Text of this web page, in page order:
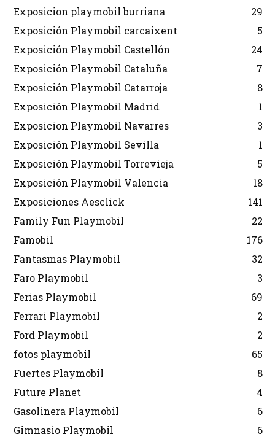
Exposicion playmobil burriana
29
Exposición Playmobil carcaixent
5
Exposición Playmobil Castellón
24
Exposición Playmobil Cataluña
7
Exposición Playmobil Catarroja
8
Exposición Playmobil Madrid
1
Exposicion Playmobil Navarres
3
Exposición Playmobil Sevilla
1
Exposición Playmobil Torrevieja
5
Exposición Playmobil Valencia
18
Exposiciones Aesclick
141
Family Fun Playmobil
22
Famobil
176
Fantasmas Playmobil
32
Faro Playmobil
3
Ferias Playmobil
69
Ferrari Playmobil
2
Ford Playmobil
2
fotos playmobil
65
Fuertes Playmobil
8
Future Planet
4
Gasolinera Playmobil
6
Gimnasio Playmobil
6